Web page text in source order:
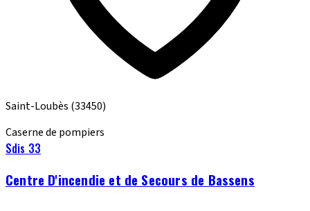
Saint-Loubès (33450)
Caserne de pompiers
Sdis 33
Centre D'incendie et de Secours de Bassens